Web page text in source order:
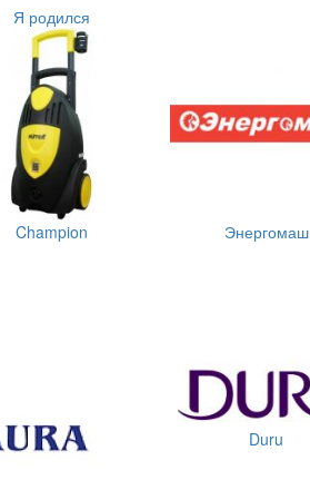
Я родился
Champion Энергомаш
Duru